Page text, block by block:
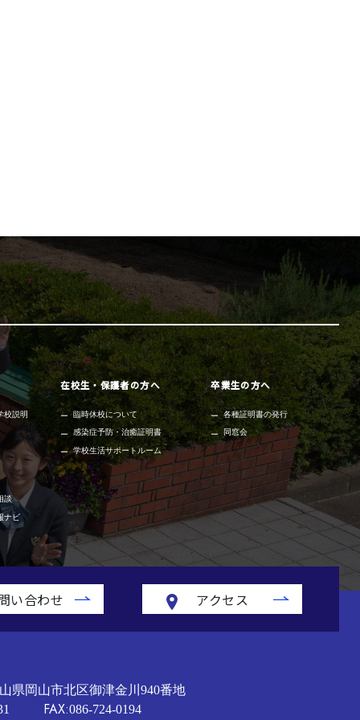
校説明
談
ナビ
在校生・保護者の方へ
臨時休校について
感染症予防・治癒証明書
学校生活サポートルーム
卒業生の方へ
各種証明書の発行
同窓会
い合わせ アクセス
県岡山市北区御津金川940番地
FAX:086-724-0194